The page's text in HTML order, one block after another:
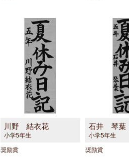
川野 結衣花
小学5年生
奨励賞
石井 琴葉
小学5年生
奨励賞